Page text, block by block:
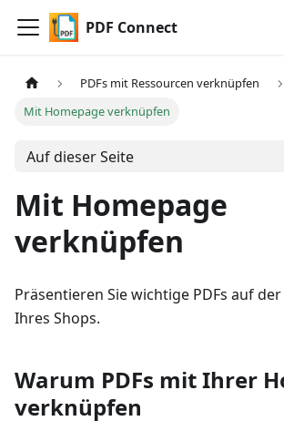
PDF Connect
PDFs mit Ressourcen verknüpfen
Mit Homepage verknüpfen
Auf dieser Seite
Mit Homepage
verknüpfen
Präsentieren Sie wichtige PDFs auf
Ihres Shops.
Warum PDFs mit Ihrer
verknüpfen